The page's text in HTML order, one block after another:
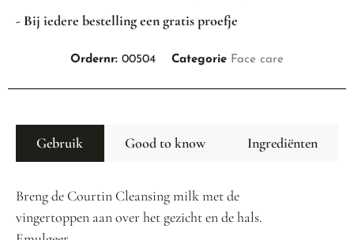
- Bij iedere bestelling een gratis proefje
Ordernr: 00504 Categorie Face care
Gebruik Good to know Ingrediënten
Breng de Courtin Cleansing milk met de
vingertoppen aan over het gezicht en de hals.